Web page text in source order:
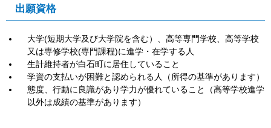
出願資格
大学(短期大学及び大学院を含む）、高等専門学校、高等学校
又は専修学校(専門課程)に進学・在学する人
生計維持者が白石町に居住していること
学資の支払いが困難と認められる人（所得の基準があります）
態度、行動に良識があり学力が優れていること（高等学校進学
以外は成績の基準があります）